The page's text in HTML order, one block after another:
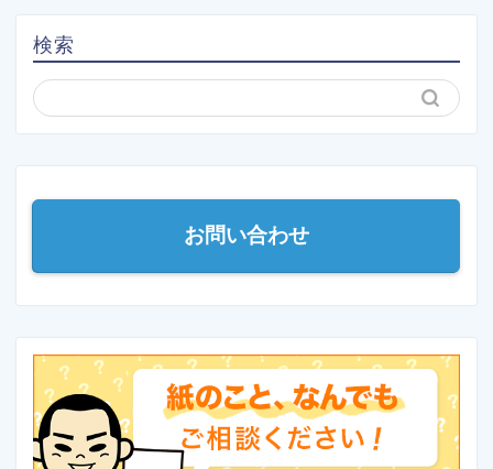
検索
お問い合わせ